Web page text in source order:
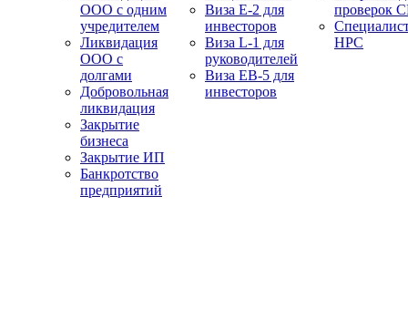
ООО с одним
учредителем
Ликвидация
ООО с
долгами
Добровольная
ликвидация
Закрытие
бизнеса
Закрытие ИП
Банкротство
предприятий
Виза E-2 для
инвесторов
Виза L-1 для
руководителей
Виза EB-5 для
инвесторов
проверок
НРС